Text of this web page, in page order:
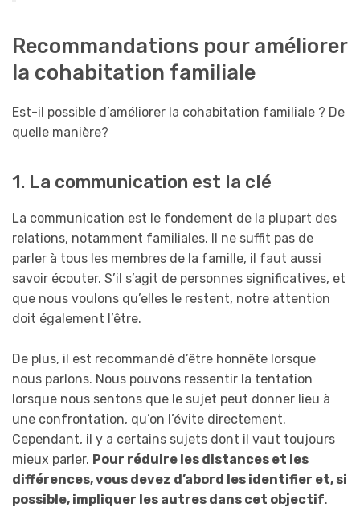
Recommandations pour améliorer
la cohabitation familiale
Est-il possible d’améliorer la cohabitation familiale ? De
quelle manière?
1. La communication est la clé
La communication est le fondement de la plupart des
relations, notamment familiales. Il ne suffit pas de
parler à tous les membres de la famille, il faut aussi
savoir écouter. S’il s’agit de personnes significatives, et
que nous voulons qu’elles le restent, notre attention
doit également l’être.
De plus, il est recommandé d’être honnête lorsque
nous parlons. Nous pouvons ressentir la tentation
lorsque nous sentons que le sujet peut donner lieu à
une confrontation, qu’on l’évite directement.
Cependant, il y a certains sujets dont il vaut toujours
mieux parler. Pour réduire les distances et les
différences, vous devez d’abord les identifier et, si
possible, impliquer les autres dans cet objectif.